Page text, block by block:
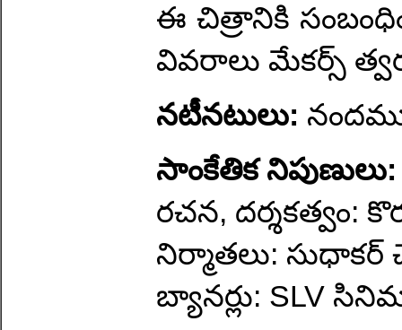
ఈ చిత్రానికి
వివరాలు మేకర్స్
నటీనటులు:
సాంకేతిక నిపుణులు:
రచన, దర్శకత్వం:
నిర్మాతలు: సుధాకర్
బ్యానర్లు: SLV